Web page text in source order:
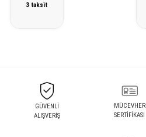
3 taksit
GÜVENLİ
ALIŞVERİŞ
MÜCEVHER
SERTİFİKASI